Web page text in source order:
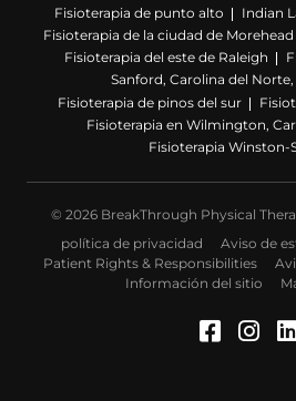
Fisioterapia de punto alto
Indian
Fisioterapia de la ciudad de Morehead
Fisioterapia del este de Raleigh
Sanford, Carolina del
Fisioterapia de pinos del sur
Fisioterapia en Wilmington,
Fisioterapia Winston-
© 2026 BreakThrough Physical
política de privacidad
Aviso de
Patient Rights & Responsibilities
Información del sitio